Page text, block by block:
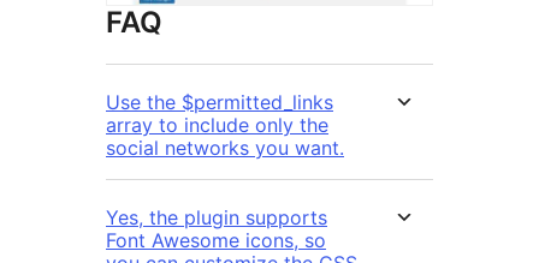
FAQ
Use the $permitted_links
array to include only the
social networks you want.
Yes, the plugin supports
Font Awesome icons, so